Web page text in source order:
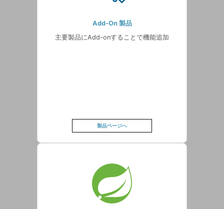
Add-On 製品
主要製品にAdd-onすることで機能追加
製品ページへ